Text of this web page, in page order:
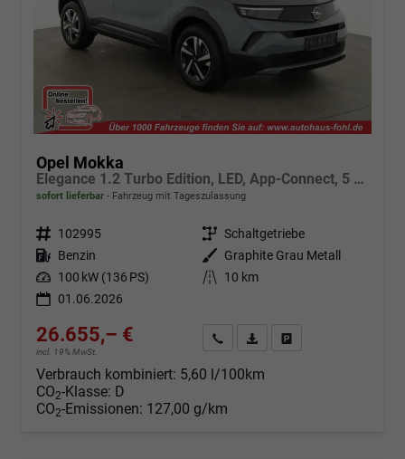
Opel Mokka
Elegance 1.2 Turbo Edition, LED, App-Connect, 5 J.-Garantie
sofort lieferbar Fahrzeug mit Tageszulassung
Fahrzeugnr. 102995 Getriebe Schaltgetriebe
Kraftstoff Benzin Außenfarbe
Graphite Grau Metall
Leistung 100 kW (136 PS) Kilometerstand
10 km
01.06.2026
26.655,– €
incl. 19% MwSt.
Angebot anfordern
Fahrzeugexpose (PDF)
Verbrauch kombiniert: 5,60 l/100km
CO2-Klasse: D
CO2-Emissionen: 127,00 g/km